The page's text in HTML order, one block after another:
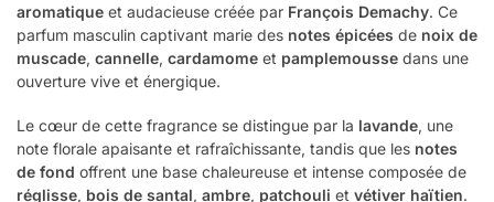
aromatique et audacieuse créée par François Demachy. Ce
parfum masculin captivant marie des notes épicées de noix de
muscade, cannelle, cardamome et pamplemousse dans une
ouverture vive et énergique.
Le cœur de cette fragrance se distingue par la lavande, une
note florale apaisante et rafraîchissante, tandis que les notes
de fond offrent une base chaleureuse et intense composée de
réglisse, bois de santal, ambre, patchouli et vétiver haïtien.